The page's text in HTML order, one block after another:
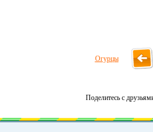
Огурцы
Поделитесь с